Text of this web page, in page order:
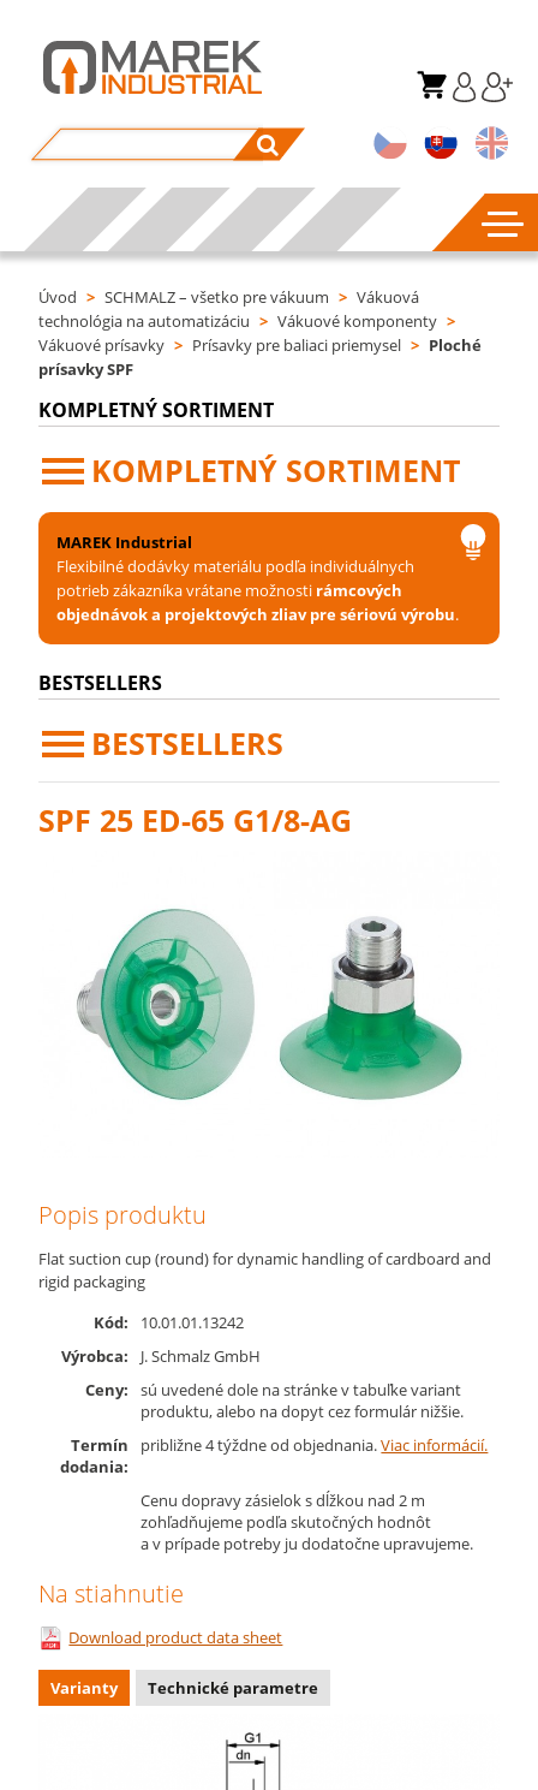
Úvod > SCHMALZ – všetko pre vákuum > Vákuová
technológia na automatizáciu > Vákuové komponenty >
Vákuové prísavky > Prísavky pre baliaci priemysel > Ploché
prísavky SPF
KOMPLETNÝ SORTIMENT
KOMPLETNÝ SORTIMENT
MAREK Industrial
Flexibilné dodávky materiálu podľa individuálnych
potrieb zákazníka vrátane možnosti rámcových
objednávok a projektových zliav pre sériovú výrobu.
BESTSELLERS
BESTSELLERS
SPF 25 ED-65 G1/8-AG
Popis produktu
Flat suction cup (round) for dynamic handling of cardboard and
rigid packaging
Kód:
10.01.01.13242
Výrobca:
J. Schmalz GmbH
Ceny:
sú uvedené dole na stránke v tabuľke variant
produktu, alebo na dopyt cez formulár nižšie.
Termín
dodania:
približne 4 týždne od objednania.Viac informácií.
Cenu dopravy zásielok s dĺžkou nad 2 m
zohľadňujeme podľa skutočných hodnôt
a v prípade potreby ju dodatočne upravujeme.
Na stiahnutie
Download product data sheet
Varianty Technické parametre